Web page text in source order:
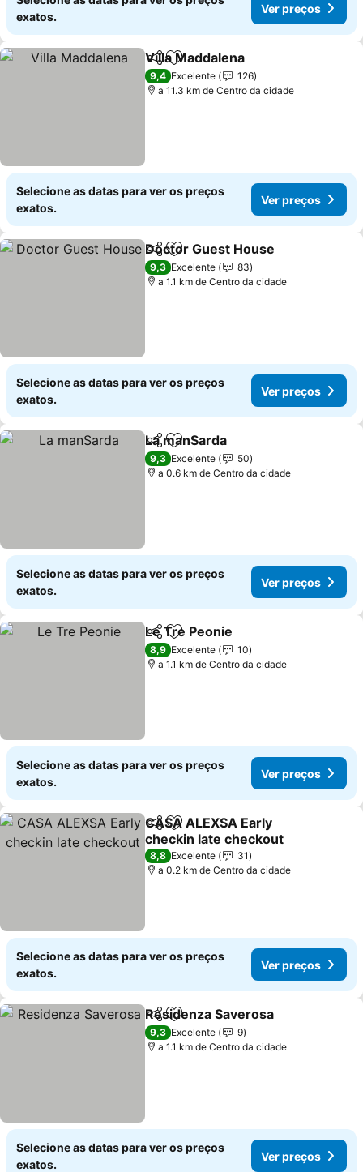
exatos.
Ver preços
PartilharAdicionar aos favoritos
Villa Maddalena
9,4 Excelente
126
a 11.3 km de Centro da cidade
Selecione as datas para ver os preços
exatos.
Ver preços
PartilharAdicionar aos favoritos
Doctor Guest House
9,3 Excelente
83
a 1.1 km de Centro da cidade
Selecione as datas para ver os preços
exatos.
Ver preços
PartilharAdicionar aos favoritos
La manSarda
9,3 Excelente
50
a 0.6 km de Centro da cidade
Selecione as datas para ver os preços
exatos.
Ver preços
PartilharAdicionar aos favoritos
Le Tre Peonie
8,9 Excelente
10
a 1.1 km de Centro da cidade
Selecione as datas para ver os preços
exatos.
Ver preços
PartilharAdicionar aos favoritos
CASA ALEXSA Early
checkin late checkout
Ver preços
8,8 Excelente
31
a 0.2 km de Centro da cidade
Selecione as datas para ver os preços
exatos.
Ver preços
PartilharAdicionar aos favoritos
Residenza Saverosa
9,3 Excelente
9
a 1.1 km de Centro da cidade
Selecione as datas para ver os preços
exatos.
Ver preços